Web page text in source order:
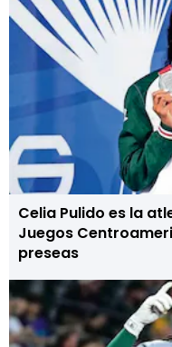
Celia Pulido es la
Juegos
preseas